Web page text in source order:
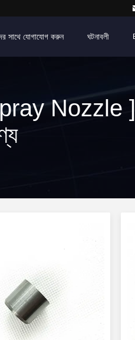
সাথে যোগাযোগ করুন ঘটনাবলী
Nozzle ]